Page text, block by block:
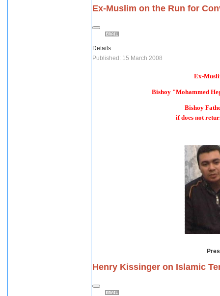
Ex-Muslim on the Run for
Details
Published: 15 March 2008
Ex-
Bishoy "Mohammed
Bishoy
if does not
Henry Kissinger on Islamic